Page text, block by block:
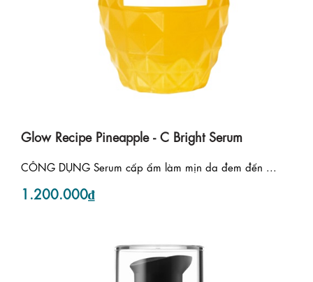
Glow Recipe Pineapple - C Bright Serum
CÔNG DỤNG Serum cấp ẩm làm mịn da đem đến ...
1.200.000₫